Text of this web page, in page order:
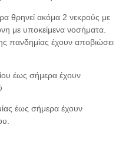
θρηνεί ακόμα 2 νεκρούς με
με υποκείμενα νοσήματα.
πανδημίας έχουν αποβιώσει
έως σήμερα έχουν
έως σήμερα έχουν